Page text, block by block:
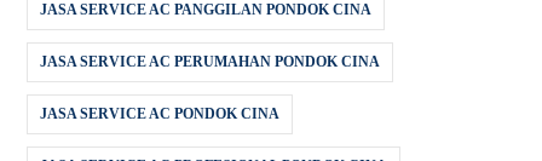
JASA SERVICE AC PANGGILAN PONDOK CINA
JASA SERVICE AC PERUMAHAN PONDOK CINA
JASA SERVICE AC PONDOK CINA